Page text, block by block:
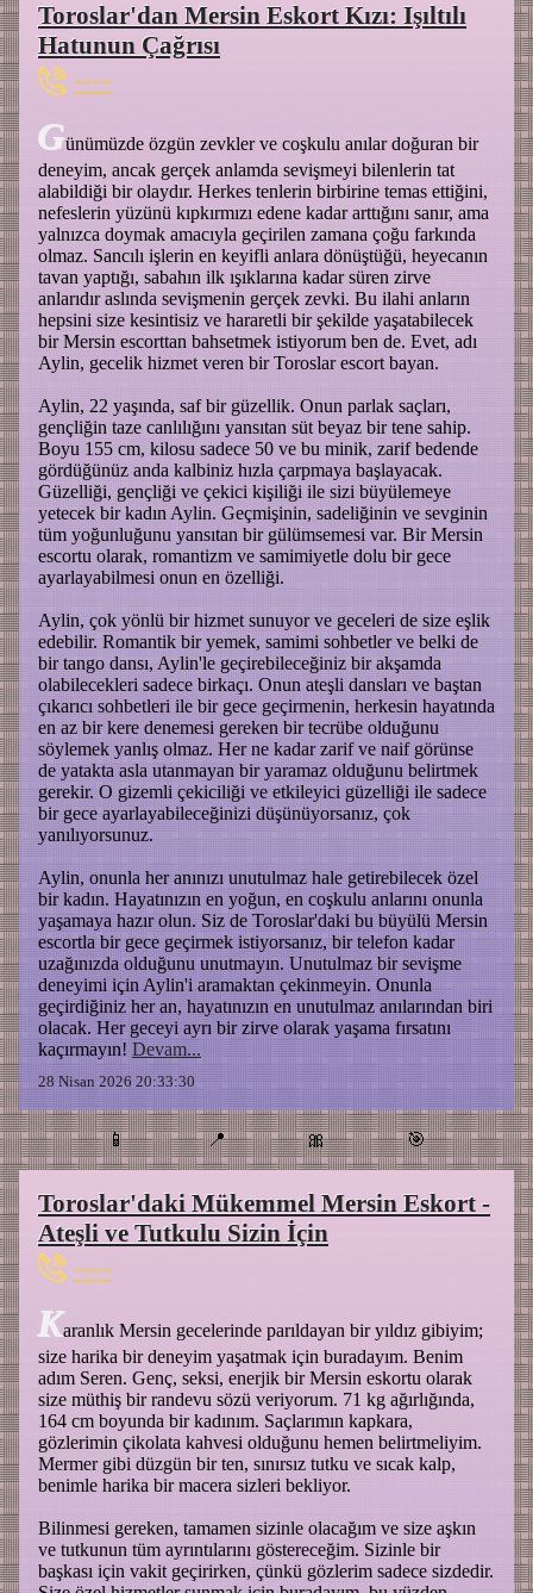
Toroslar'dan Mersin Eskort Kızı: Işıltılı
Hatunun Çağrısı
----
Günümüzde özgün zevkler ve coşkulu anılar doğuran bir
deneyim, ancak gerçek anlamda sevişmeyi bilenlerin tat
alabildiği bir olaydır. Herkes tenlerin birbirine temas ettiğini,
nefeslerin yüzünü kıpkırmızı edene kadar arttığını sanır, ama
yalnızca doymak amacıyla geçirilen zamana çoğu farkında
olmaz. Sancılı işlerin en keyifli anlara dönüştüğü, heyecanın
tavan yaptığı, sabahın ilk ışıklarına kadar süren zirve
anlarıdır aslında sevişmenin gerçek zevki. Bu ilahi anların
hepsini size kesintisiz ve hararetli bir şekilde yaşatabilecek
bir Mersin escorttan bahsetmek istiyorum ben de. Evet, adı
Aylin, gecelik hizmet veren bir Toroslar escort bayan.
Aylin, 22 yaşında, saf bir güzellik. Onun parlak saçları,
gençliğin taze canlılığını yansıtan süt beyaz bir tene sahip.
Boyu 155 cm, kilosu sadece 50 ve bu minik, zarif bedende
gördüğünüz anda kalbiniz hızla çarpmaya başlayacak.
Güzelliği, gençliği ve çekici kişiliği ile sizi büyülemeye
yetecek bir kadın Aylin. Geçmişinin, sadeliğinin ve sevginin
tüm yoğunluğunu yansıtan bir gülümsemesi var. Bir Mersin
escortu olarak, romantizm ve samimiyetle dolu bir gece
ayarlayabilmesi onun en özelliği.
Aylin, çok yönlü bir hizmet sunuyor ve geceleri de size eşlik
edebilir. Romantik bir yemek, samimi sohbetler ve belki de
bir tango dansı, Aylin'le geçirebileceğiniz bir akşamda
olabilecekleri sadece birkaçı. Onun ateşli dansları ve baştan
çıkarıcı sohbetleri ile bir gece geçirmenin, herkesin hayatında
en az bir kere denemesi gereken bir tecrübe olduğunu
söylemek yanlış olmaz. Her ne kadar zarif ve naif görünse
de yatakta asla utanmayan bir yaramaz olduğunu belirtmek
gerekir. O gizemli çekiciliği ve etkileyici güzelliği ile sadece
bir gece ayarlayabileceğinizi düşünüyorsanız, çok
yanılıyorsunuz.
Aylin, onunla her anınızı unutulmaz hale getirebilecek özel
bir kadın. Hayatınızın en yoğun, en coşkulu anlarını onunla
yaşamaya hazır olun. Siz de Toroslar'daki bu büyülü Mersin
escortla bir gece geçirmek istiyorsanız, bir telefon kadar
uzağınızda olduğunu unutmayın. Unutulmaz bir sevişme
deneyimi için Aylin'i aramaktan çekinmeyin. Onunla
geçirdiğiniz her an, hayatınızın en unutulmaz anılarından biri
olacak. Her geceyi ayrı bir zirve olarak yaşama fırsatını
kaçırmayın! Devam...
28 Nisan 2026 20:33:30
📱 📍 🎀 🎯
Toroslar'daki Mükemmel Mersin Eskort -
Ateşli ve Tutkulu Sizin İçin
----
Karanlık Mersin gecelerinde parıldayan bir yıldız gibiyim;
size harika bir deneyim yaşatmak için buradayım. Benim
adım Seren. Genç, seksi, enerjik bir Mersin eskortu olarak
size müthiş bir randevu sözü veriyorum. 71 kg ağırlığında,
164 cm boyunda bir kadınım. Saçlarımın kapkara,
gözlerimin çikolata kahvesi olduğunu hemen belirtmeliyim.
Mermer gibi düzgün bir ten, sınırsız tutku ve sıcak kalp,
benimle harika bir macera sizleri bekliyor.
Bilinmesi gereken, tamamen sizinle olacağım ve size aşkın
ve tutkunun tüm ayrıntılarını göstereceğim. Sizinle bir
başkası için vakit geçirirken, çünkü gözlerim sadece sizdedir.